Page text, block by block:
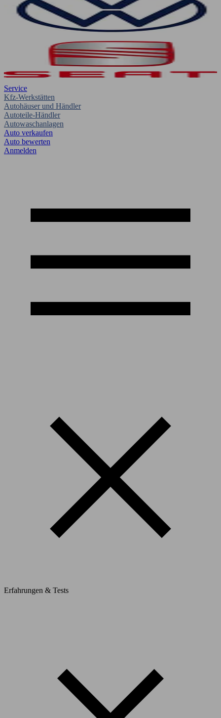
Service
Kfz-Werkstätten
Autohäuser und Händler
Autoteile-Händler
Autowaschanlagen
Auto verkaufen
Auto bewerten
Anmelden
Erfahrungen & Tests